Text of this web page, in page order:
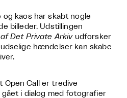
og kaos har skabt nogle
billeder. Udstillingen
Det Private Arkivudforsker
hændelser kan skabe
Open Call er tredive
i dialog med fotografier